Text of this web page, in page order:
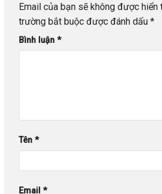
Email của bạn sẽ không được hiển
trường bắt buộc được đánh dấu *
Bình luận *
Tên *
Email *